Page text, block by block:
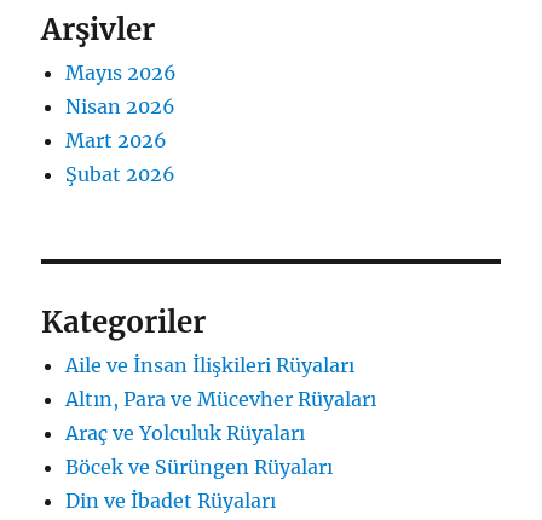
Arşivler
Mayıs 2026
Nisan 2026
Mart 2026
Şubat 2026
Kategoriler
Aile ve İnsan İlişkileri Rüyaları
Altın, Para ve Mücevher Rüyaları
Araç ve Yolculuk Rüyaları
Böcek ve Sürüngen Rüyaları
Din ve İbadet Rüyaları